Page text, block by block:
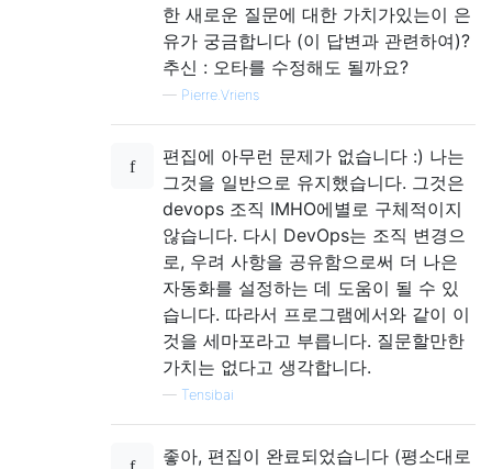
한 새로운 질문에 대한 가치가있는이 은
유가 궁금합니다 (이 답변과 관련하여)?
추신 : 오타를 수정해도 될까요?
— Pierre.Vriens
편집에 아무런 문제가 없습니다 :) 나는
그것을 일반으로 유지했습니다. 그것은
devops 조직 IMHO에별로 구체적이지
않습니다. 다시 DevOps는 조직 변경으
로, 우려 사항을 공유함으로써 더 나은
자동화를 설정하는 데 도움이 될 수 있
습니다. 따라서 프로그램에서와 같이 이
것을 세마포라고 부릅니다. 질문할만한
가치는 없다고 생각합니다.
— Tensibai
좋아, 편집이 완료되었습니다 (평소대로